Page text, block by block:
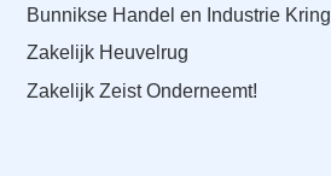
Bunnikse Handel en Industrie Kring
Zakelijk Heuvelrug
Zakelijk Zeist Onderneemt!